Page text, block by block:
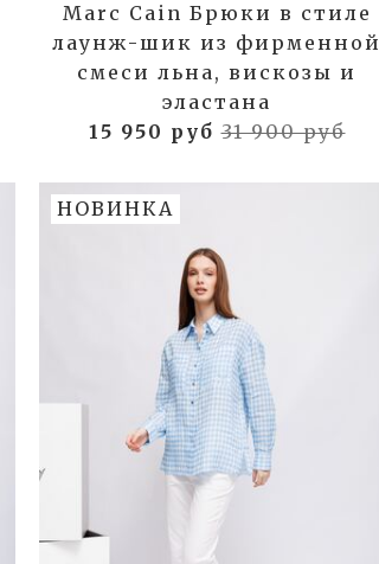
Marc Cain Брюки в стиле
лаунж-шик из фирменной
смеси льна, вискозы и
эластана
15 950 руб31 900 руб
НОВИНКА